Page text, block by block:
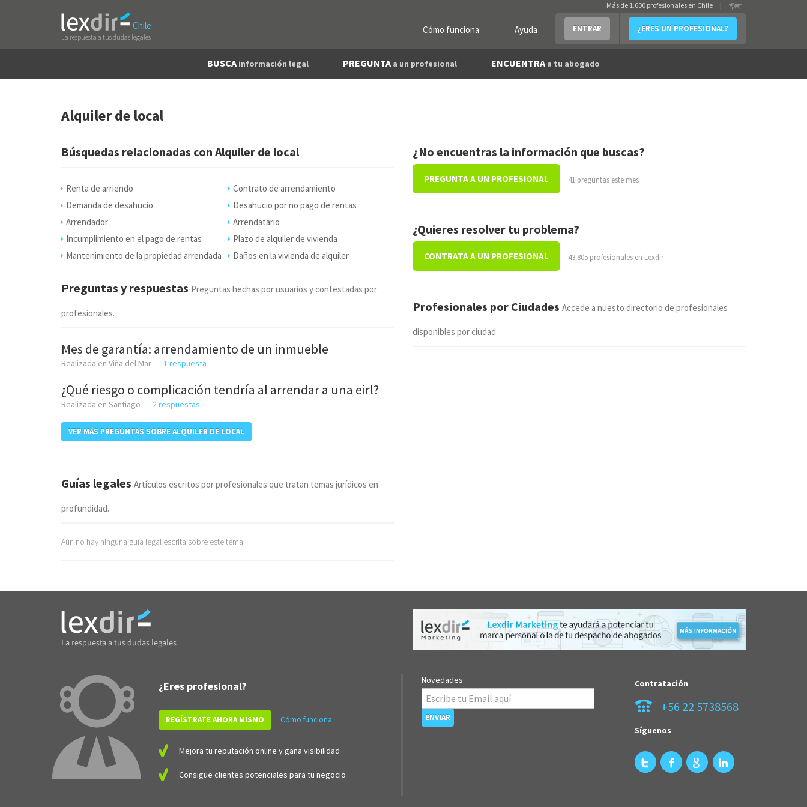
Chile
La respuesta a tus dudas legales
Cómo funciona Ayuda ENTRAR ¿ERES UN PROFESIONAL?
Más de 1.600 profesionales en Chile |
BUSCA información legal PREGUNTA a un profesional ENCUENTRA a tu abogado
Alquiler de local
Búsquedas relacionadas con Alquiler de local
Renta de arriendo
Contrato de arrendamiento
Demanda de desahucio
Desahucio por no pago de rentas
Arrendador
Arrendatario
Incumplimiento en el pago de rentas
Plazo de alquiler de vivienda
Mantenimiento de la propiedad arrendada
Daños en la vivienda de alquiler
Preguntas y respuestas Preguntas hechas por usuarios y contestadas por
profesionales.
Mes de garantía: arrendamiento de un inmueble
Realizada en Viña del Mar 1 respuesta
¿Qué riesgo o complicación tendría al arrendar a una eirl?
Realizada en Santiago 2 respuestas
VER MÁS PREGUNTAS SOBRE ALQUILER DE LOCAL
Guías legales Artículos escritos por profesionales que tratan temas jurídicos en
profundidad.
Aún no hay ninguna guía legal escrita sobre este tema
¿No encuentras la información que buscas?
PREGUNTA A UN PROFESIONAL 41 preguntas este mes
¿Quieres resolver tu problema?
CONTRATA A UN PROFESIONAL 43.805 profesionales en Lexdir
Profesionales por Ciudades Accede a nuesto directorio de profesionales
disponibles por ciudad
¿Eres profesional?
REGÍSTRATE AHORA MISMO Cómo funciona
Mejora tu reputación online y gana visibilidad
Consigue clientes potenciales para tu negocio
Novedades Contratación
+56 22 5738568
Síguenos